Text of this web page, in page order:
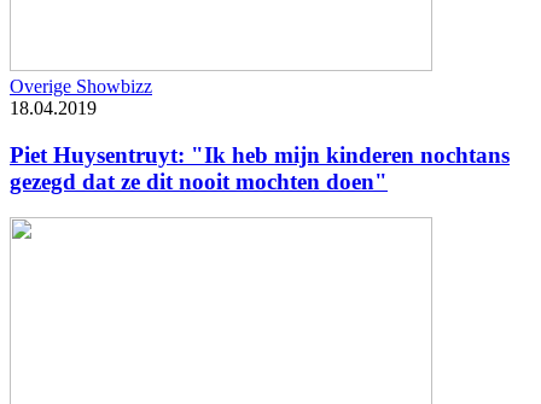
Overige Showbizz
18.04.2019
Piet Huysentruyt: "Ik heb mijn kinderen nochtans
gezegd dat ze dit nooit mochten doen"